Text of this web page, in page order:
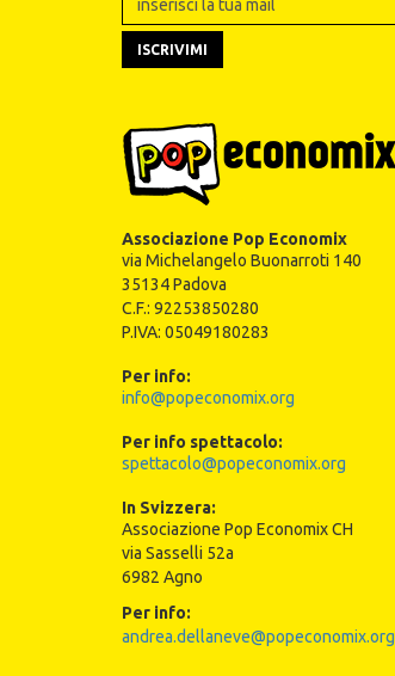
Associazione Pop Economix
via Michelangelo Buonarroti 140
35134 Padova
C.F.: 92253850280
P.IVA: 05049180283
Per info:
info@popeconomix.org
Per info spettacolo:
spettacolo@popeconomix.org
In Svizzera:
Associazione Pop Economix CH
via Sasselli 52a
6982 Agno
Per info:
andrea.dellaneve@popeconomix.org